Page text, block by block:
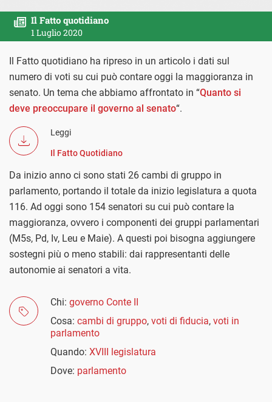
Il Fatto quotidiano
1 Luglio 2020
Il Fatto quotidiano ha ripreso in un articolo i dati sul
numero di voti su cui può contare oggi la maggioranza in
senato. Un tema che abbiamo affrontato in “Quanto si
deve preoccupare il governo al senato“.
Leggi
Il Fatto Quotidiano
Da inizio anno ci sono stati 26 cambi di gruppo in
parlamento, portando il totale da inizio legislatura a quota
116. Ad oggi sono 154 senatori su cui può contare la
maggioranza, ovvero i componenti dei gruppi parlamentari
(M5s, Pd, Iv, Leu e Maie). A questi poi bisogna aggiungere
sostegni più o meno stabili: dai rappresentanti delle
autonomie ai senatori a vita.
Chi: governo Conte II
Cosa: cambi di gruppo, voti di fiducia, voti in
parlamento
Quando: XVIII legislatura
Dove: parlamento